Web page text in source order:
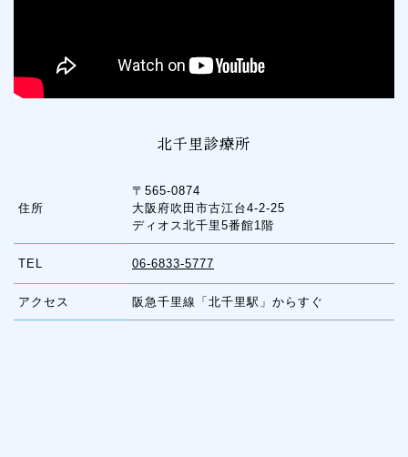
北千里診療所
住所
〒565-0874
大阪府吹田市古江台4-2-25
ディオス北千里5番館1階
TEL 06-6833-5777
アクセス 阪急千里線「北千里駅」からすぐ